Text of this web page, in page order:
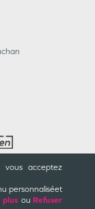
vous acceptez
personnaliséet
plusou Refuser